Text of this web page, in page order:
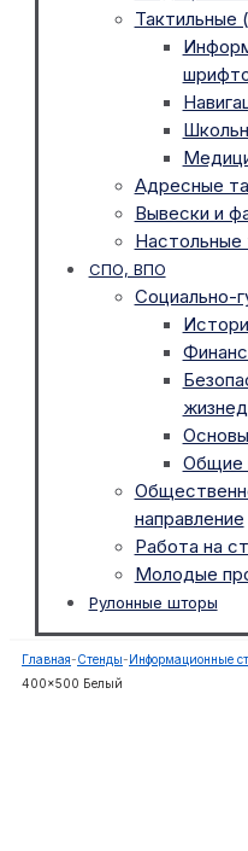
Тактильные
Адресные
Вывески и
Настольные
СПО, ВПО
Социально-
Общие
направление
Работа на
Молодые
Рулонные шторы
Главная-Стенды- Информационные
400×500 Белый